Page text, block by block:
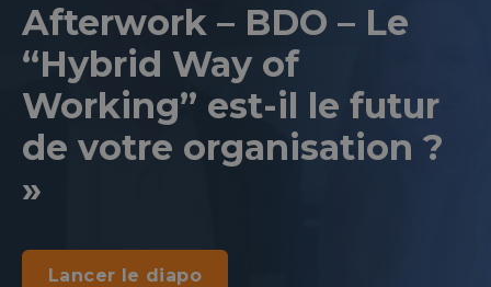
Afterwork – BDO – Le
“Hybrid Way of
Working” est-il le futur
de votre organisation ?
»
Lancer le diapo